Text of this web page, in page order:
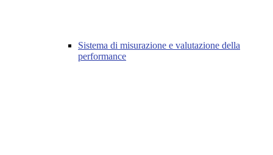
Sistema di misurazione e valutazione della
performance